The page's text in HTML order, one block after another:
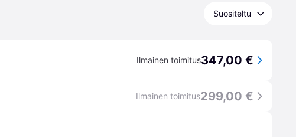
Suositeltu
Ilmainen toimitus347,00 €
Ilmainen toimitus299,00 €